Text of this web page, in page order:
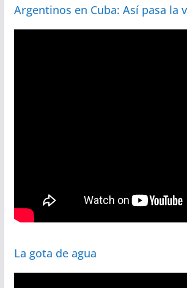
Argentinos en Cuba: Así pasa la
La gota de agua